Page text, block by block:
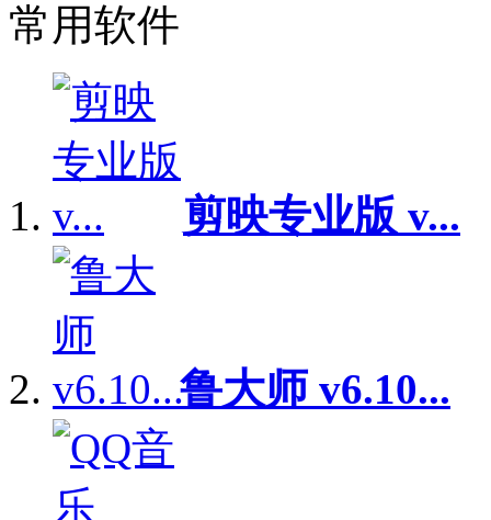
常用软件
剪映专业版 v...
鲁大师 v6.10...